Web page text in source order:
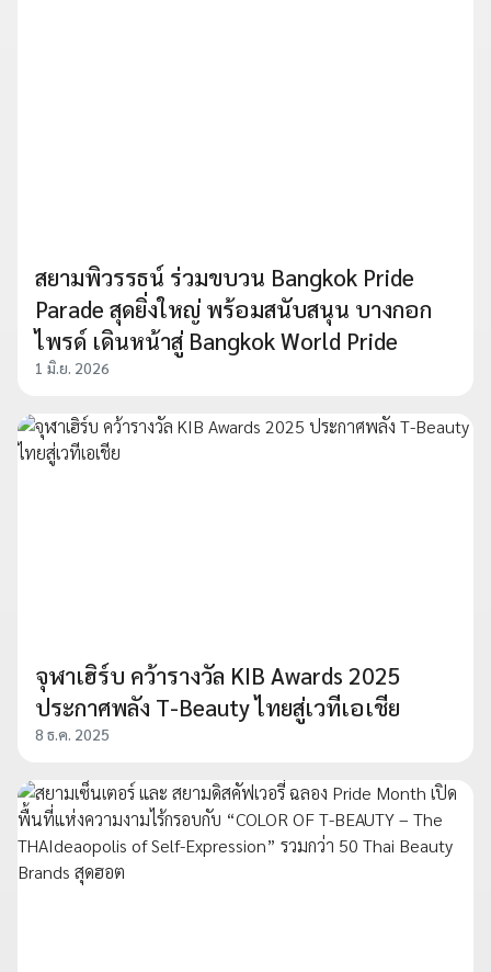
สยามพิวรรธน์ ร่วมขบวน Bangkok Pride
Parade สุดยิ่งใหญ่ พร้อมสนับสนุน บางกอก
ไพรด์ เดินหน้าสู่ Bangkok World Pride
1 มิ.ย. 2026
จุฬาเฮิร์บ คว้ารางวัล KIB Awards 2025
ประกาศพลัง T-Beauty ไทยสู่เวทีเอเชีย
8 ธ.ค. 2025